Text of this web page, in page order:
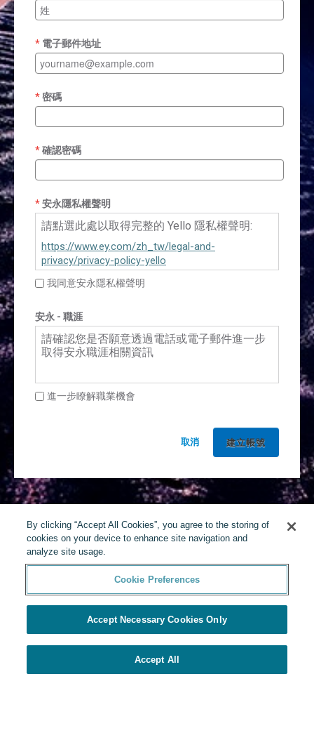
電子郵件地址
密碼
確認密碼
安永隱私權聲明
請點選此處以取得完整的 Yello 隱私權聲明:
https://www.ey.com/zh_tw/legal-and-
privacy/privacy-policy-yello
我同意安永隱私權聲明
安永 - 職涯
請確認您是否願意透過電話或電子郵件進一步
取得安永職涯相關資訊
進一步瞭解職業機會
取消
By clicking “Accept All Cookies”, you agree to the storing of
cookies on your device to enhance site navigation and
analyze site usage.
Cookie Preferences
Accept Necessary Cookies Only
Accept All